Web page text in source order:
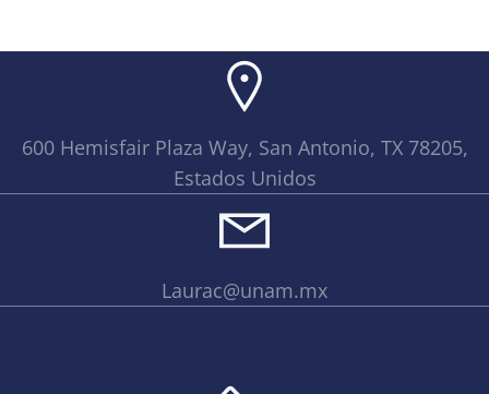
600 Hemisfair Plaza Way, San Antonio, TX 78205,
Estados Unidos
Laurac@unam.mx